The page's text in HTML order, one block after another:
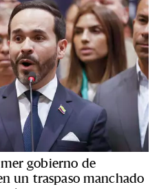
gobierno de
un traspaso manchado